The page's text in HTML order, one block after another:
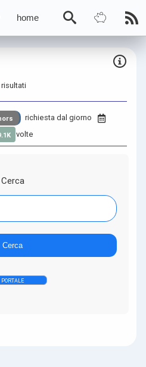
home
risultati
richiesta dal giorno
volte
Cerca
Cerca